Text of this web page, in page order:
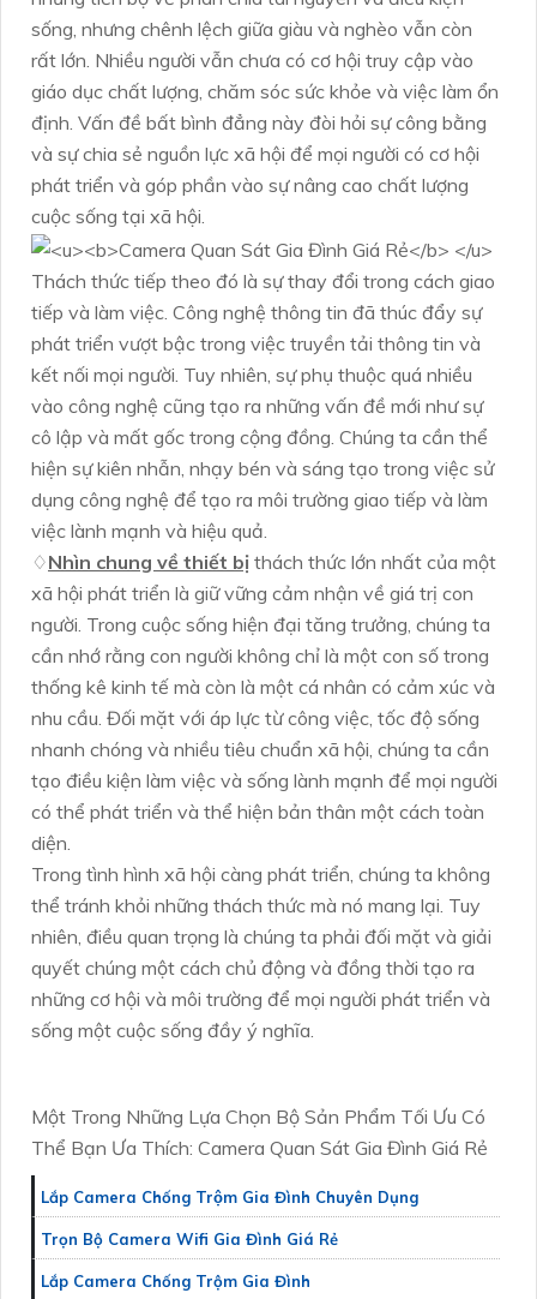
sống, nhưng chênh lệch giữa giàu và nghèo vẫn còn
rất lớn. Nhiều người vẫn chưa có cơ hội truy cập vào
giáo dục chất lượng, chăm sóc sức khỏe và việc làm ổn
định. Vấn đề bất bình đẳng này đòi hỏi sự công bằng
và sự chia sẻ nguồn lực xã hội để mọi người có cơ hội
phát triển và góp phần vào sự nâng cao chất lượng
cuộc sống tại xã hội.
Thách thức tiếp theo đó là sự thay đổi trong cách giao
tiếp và làm việc. Công nghệ thông tin đã thúc đẩy sự
phát triển vượt bậc trong việc truyền tải thông tin và
kết nối mọi người. Tuy nhiên, sự phụ thuộc quá nhiều
vào công nghệ cũng tạo ra những vấn đề mới như sự
cô lập và mất gốc trong cộng đồng. Chúng ta cần thể
hiện sự kiên nhẫn, nhạy bén và sáng tạo trong việc sử
dụng công nghệ để tạo ra môi trường giao tiếp và làm
việc lành mạnh và hiệu quả.
♢Nhìn chung về thiết bị thách thức lớn nhất của một
xã hội phát triển là giữ vững cảm nhận về giá trị con
người. Trong cuộc sống hiện đại tăng trưởng, chúng ta
cần nhớ rằng con người không chỉ là một con số trong
thống kê kinh tế mà còn là một cá nhân có cảm xúc và
nhu cầu. Đối mặt với áp lực từ công việc, tốc độ sống
nhanh chóng và nhiều tiêu chuẩn xã hội, chúng ta cần
tạo điều kiện làm việc và sống lành mạnh để mọi người
có thể phát triển và thể hiện bản thân một cách toàn
diện.
Trong tình hình xã hội càng phát triển, chúng ta không
thể tránh khỏi những thách thức mà nó mang lại. Tuy
nhiên, điều quan trọng là chúng ta phải đối mặt và giải
quyết chúng một cách chủ động và đồng thời tạo ra
những cơ hội và môi trường để mọi người phát triển và
sống một cuộc sống đầy ý nghĩa.
Một Trong Những Lựa Chọn Bộ Sản Phẩm Tối Ưu Có
Thể Bạn Ưa Thích: Camera Quan Sát Gia Đình Giá Rẻ
Lắp Camera Chống Trộm Gia Đình Chuyên Dụng
Trọn Bộ Camera Wifi Gia Đình Giá Rẻ
Lắp Camera Chống Trộm Gia Đình